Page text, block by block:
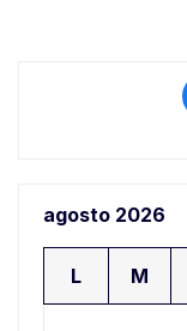
agosto 2026
L M